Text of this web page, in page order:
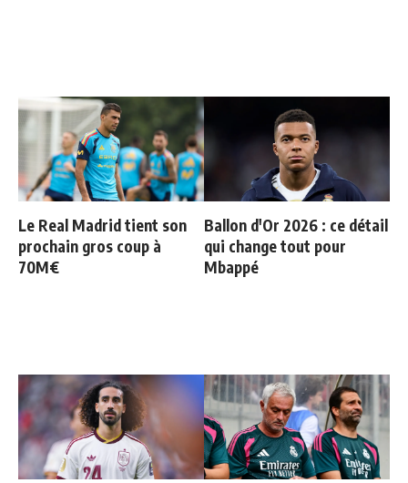
Le Real Madrid tient son
prochain gros coup à
70M€
Ballon d'Or 2026 : ce détail
qui change tout pour
Mbappé